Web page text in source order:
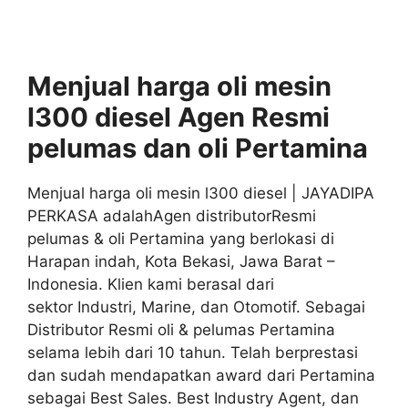
Menjual harga oli mesin
l300 diesel Agen Resmi
pelumas dan oli Pertamina
Menjual harga oli mesin l300 diesel | JAYADIPA
PERKASA adalahAgen distributorResmi
pelumas & oli Pertamina yang berlokasi di
Harapan indah, Kota Bekasi, Jawa Barat –
Indonesia. Klien kami berasal dari
sektor Industri, Marine, dan Otomotif. Sebagai
Distributor Resmi oli & pelumas Pertamina
selama lebih dari 10 tahun. Telah berprestasi
dan sudah mendapatkan award dari Pertamina
sebagai Best Sales. Best Industry Agent, dan